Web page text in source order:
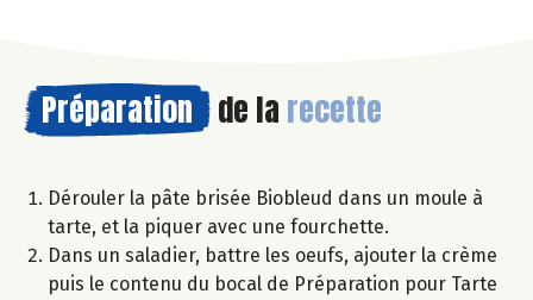
Préparation de la recette
Dérouler la pâte brisée Biobleud dans un moule à
tarte, et la piquer avec une fourchette.
Dans un saladier, battre les oeufs, ajouter la crème
puis le contenu du bocal de Préparation pour Tarte